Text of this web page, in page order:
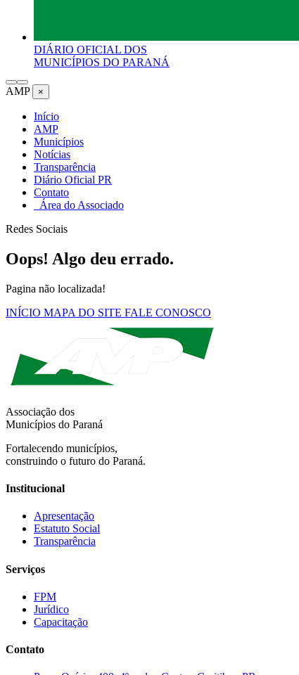
DIÁRIO OFICIAL DOS
MUNICÍPIOS DO PARANÁ
AMP ×
Início
AMP
Municípios
Notícias
Transparência
Diário Oficial PR
Contato
Área do Associado
Redes Sociais
Oops! Algo deu errado.
Pagina não localizada!
INÍCIO MAPA DO SITE FALE CONOSCO
Associação dos
Municípios do Paraná
Fortalecendo municípios,
construindo o futuro do Paraná.
Institucional
Apresentação
Estatuto Social
Transparência
Serviços
FPM
Jurídico
Capacitação
Contato